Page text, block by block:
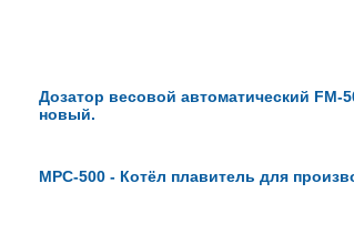
Дозатор весовой автоматический FM-
новый.
MPC-500 - Котёл плавитель для